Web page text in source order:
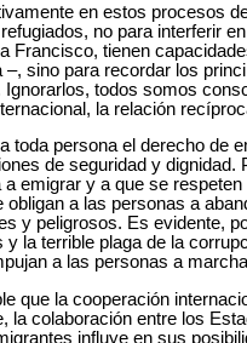
en estos procesos
no para interferir
Francisco, tienen
sino para recordar los
todos somos
la relación
toda persona el derecho de
de seguridad y
emigrar y a que se
obligan a las personas a
y peligrosos. Es evidente,
la terrible plaga de la
a las personas a
que la cooperación
la colaboración entre los
influye en sus